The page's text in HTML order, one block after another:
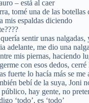
– está al caer
tomé una de las
mis espaldas diciendo
sentir unas
adelante, me dio una
mis piernas, haciendo
con esos dedos,
fuerte lo hacía más se
bebí de la suya, Joni
hay gente, no
‘todo’, es ‘todo’